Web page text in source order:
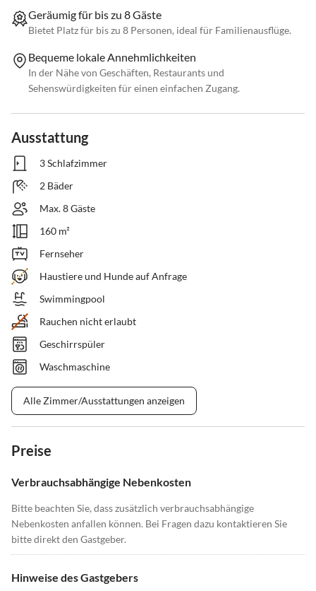
Geräumig für bis zu 8 Gäste
Bietet Platz für bis zu 8 Personen, ideal für Familienausflüge.
Bequeme lokale Annehmlichkeiten
In der Nähe von Geschäften, Restaurants und
Sehenswürdigkeiten für einen einfachen Zugang.
Ausstattung
3 Schlafzimmer
2 Bäder
Max. 8 Gäste
160 m²
Fernseher
Haustiere und Hunde auf Anfrage
Swimmingpool
Rauchen nicht erlaubt
Geschirrspüler
Waschmaschine
Alle Zimmer/Ausstattungen anzeigen
Preise
Verbrauchsabhängige Nebenkosten
Bitte beachten Sie, dass zusätzlich verbrauchsabhängige
Nebenkosten anfallen können. Bei Fragen dazu kontaktieren Sie
bitte direkt den Gastgeber.
Hinweise des Gastgebers